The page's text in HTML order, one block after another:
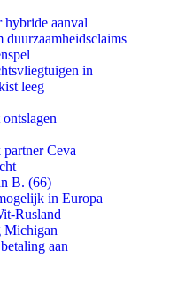
aanval
in
leeg
Ceva
B. (66)
in Europa
Rusland
Michigan
aan